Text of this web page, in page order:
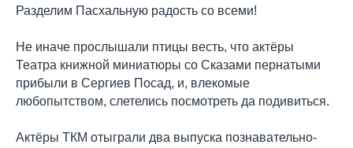
Разделим Пасхальную радость со всеми!
Не иначе прослышали птицы весть, что актёры
Театра книжной миниатюры со Cказами пернатыми
прибыли в Сергиев Посад, и, влекомые
любопытством, слетелись посмотреть да подивиться.
Актёры ТКМ отыграли два выпуска познавательно-